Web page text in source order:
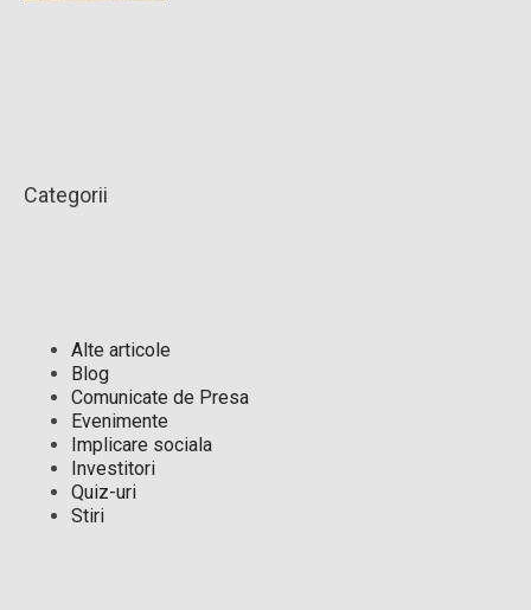
Categorii
Alte articole
Blog
Comunicate de Presa
Evenimente
Implicare sociala
Investitori
Quiz-uri
Stiri